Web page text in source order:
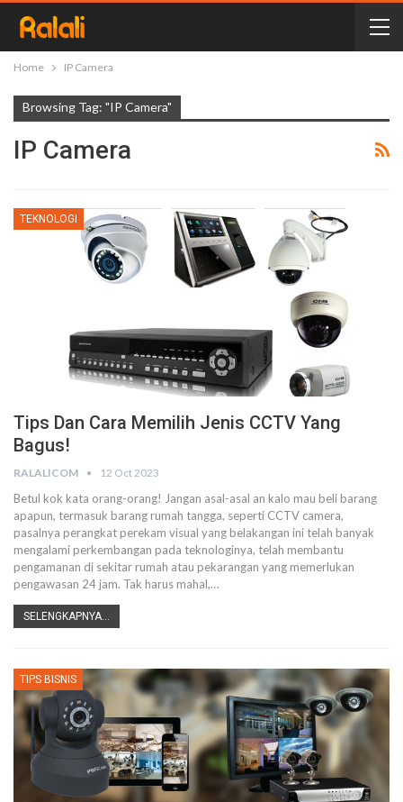
Home IP Camera
Browsing Tag: "IP Camera"
IP Camera
TEKNOLOGI
Tips Dan Cara Memilih Jenis CCTV Yang
Bagus!
RALALICOM 12 Oct 2023
Betul kok kata orang-orang! Jangan asal-asal an kalo mau beli barang
apapun, termasuk barang rumah tangga, seperti CCTV camera,
pasalnya perangkat perekam visual yang belakangan ini telah banyak
mengalami perkembangan pada teknologinya, telah membantu
pengamanan di sekitar rumah atau pekarangan yang memerlukan
pengawasan 24 jam. Tak harus mahal,…
SELENGKAPNYA...
TIPS BISNIS